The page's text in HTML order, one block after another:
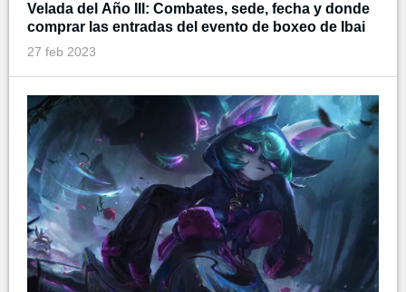
Velada del Año III: Combates, sede, fecha y donde
comprar las entradas del evento de boxeo de Ibai
27 feb 2023